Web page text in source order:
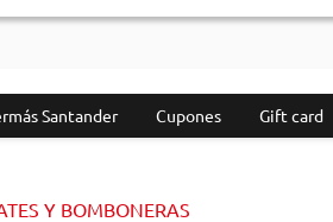
Santander Cupones Gift card
Y BOMBONERAS